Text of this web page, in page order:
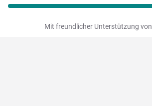
Mit freundlicher Unterstützung von